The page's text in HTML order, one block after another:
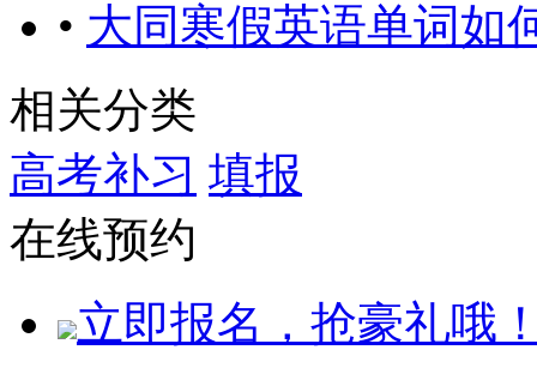
• 大同寒假英语单词如
相关分类
高考补习 填报
在线预约
立即报名，抢豪礼哦